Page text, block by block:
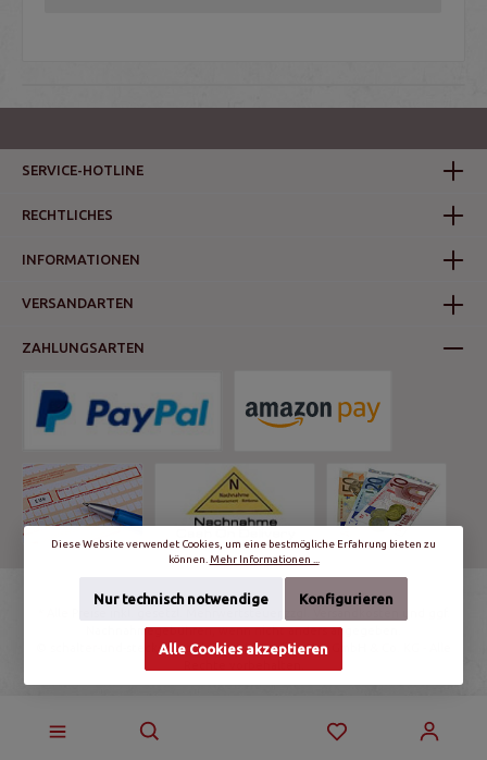
SERVICE-HOTLINE
RECHTLICHES
INFORMATIONEN
VERSANDARTEN
ZAHLUNGSARTEN
Nachnahmegebühren, wenn nicht anders angegeben.
© schalter-und-steckdosen.de | World Trading Net GmbH & Co. KG - Alle
Diese Website verwendet Cookies, um eine bestmögliche Erfahrung bieten zu
können. Mehr Informationen ...
Nur technisch notwendige Konfigurieren
Alle Cookies akzeptieren